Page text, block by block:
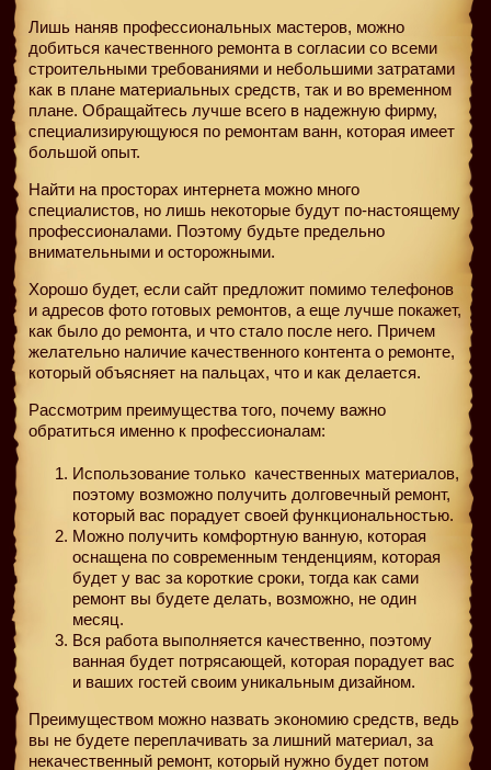
Лишь наняв профессиональных мастеров, можно
добиться качественного ремонта в согласии со всеми
строительными требованиями и небольшими затратами
как в плане материальных средств, так и во временном
плане. Обращайтесь лучше всего в надежную фирму,
специализирующуюся по ремонтам ванн, которая имеет
большой опыт.
Найти на просторах интернета можно много
специалистов, но лишь некоторые будут по-настоящему
профессионалами. Поэтому будьте предельно
внимательными и осторожными.
Хорошо будет, если сайт предложит помимо телефонов
и адресов фото готовых ремонтов, а еще лучше покажет,
как было до ремонта, и что стало после него. Причем
желательно наличие качественного контента о ремонте,
который объясняет на пальцах, что и как делается.
Рассмотрим преимущества того, почему важно
обратиться именно к профессионалам:
Использование только качественных материалов,
поэтому возможно получить долговечный ремонт,
который вас порадует своей функциональностью.
Можно получить комфортную ванную, которая
оснащена по современным тенденциям, которая
будет у вас за короткие сроки, тогда как сами
ремонт вы будете делать, возможно, не один
месяц.
Вся работа выполняется качественно, поэтому
ванная будет потрясающей, которая порадует вас
и ваших гостей своим уникальным дизайном.
Преимуществом можно назвать экономию средств, ведь
вы не будете переплачивать за лишний материал, за
некачественный ремонт, который нужно будет потом